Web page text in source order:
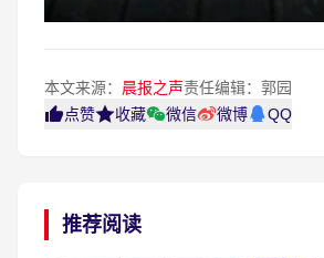
本文来源： 晨报之声责任编辑：郭园
点赞
收藏 微信 微博 QQ
推荐阅读